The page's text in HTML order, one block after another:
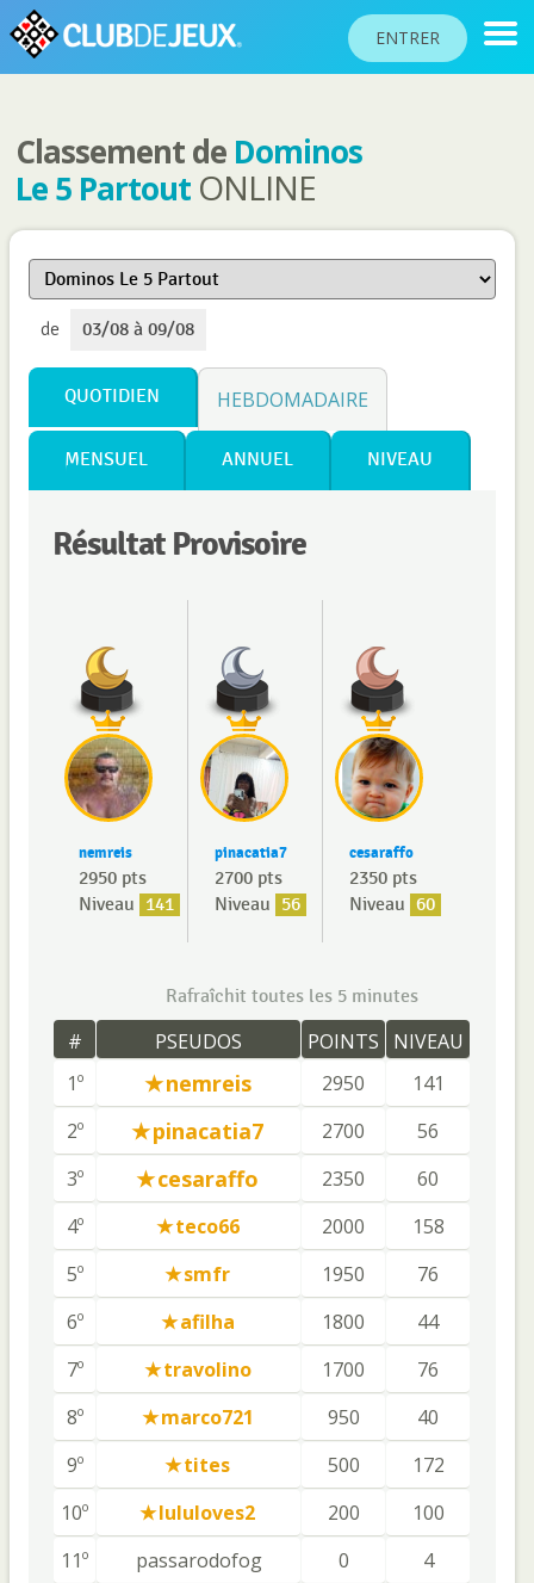
ENTRER
CLASSEMENTS
TOURNOIS
COMMUNAUTÉ
AIDE
PASSEPORT
JOUER
Classement de Dominos
Le 5 Partout ONLINE
de 03/08 à 09/08
QUOTIDIEN HEBDOMADAIRE
MENSUEL ANNUEL NIVEAU
Résultat Provisoire
nemreis
2950 pts
Niveau 141
pinacatia7
2700 pts
Niveau 56
cesaraffo
2350 pts
Niveau 60
Rafraîchit toutes les 5 minutes
# PSEUDOS POINTS
NIVEAU
1º
nemreis 2950
141
2º
pinacatia7 2700
56
3º
cesaraffo 2350
60
4º
teco66 2000
158
5º
smfr 1950
76
6º
afilha 1800
44
7º
travolino 1700
76
8º
marco721 950
40
9º
tites 500
172
10º
lululoves2 200
100
11º
passarodofog 0
4